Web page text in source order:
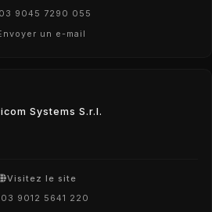
9045 7290 055
un e-mail
Systems S.r.l.
Visitez le site
9012 5641 220